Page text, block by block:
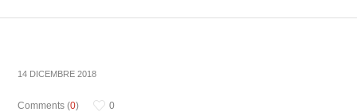
14 DICEMBRE 2018
Comments (0)
0